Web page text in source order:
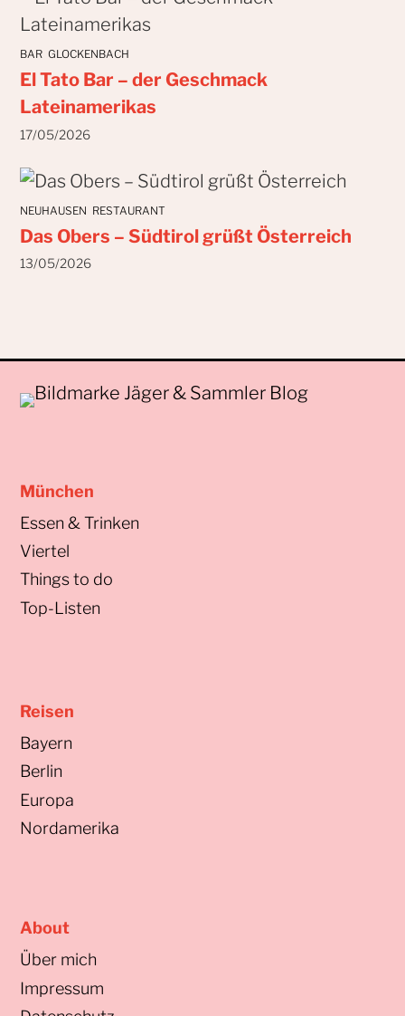
BAR GLOCKENBACH
El Tato Bar – der Geschmack
Lateinamerikas
17/05/2026
NEUHAUSEN RESTAURANT
Das Obers – Südtirol grüßt Österreich
13/05/2026
München
Essen & Trinken
Viertel
Things to do
Top-Listen
Reisen
Bayern
Berlin
Europa
Nordamerika
About
Über mich
Impressum